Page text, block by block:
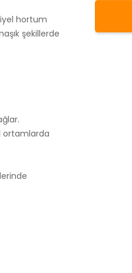
hortum
şekillerde
ortamlarda